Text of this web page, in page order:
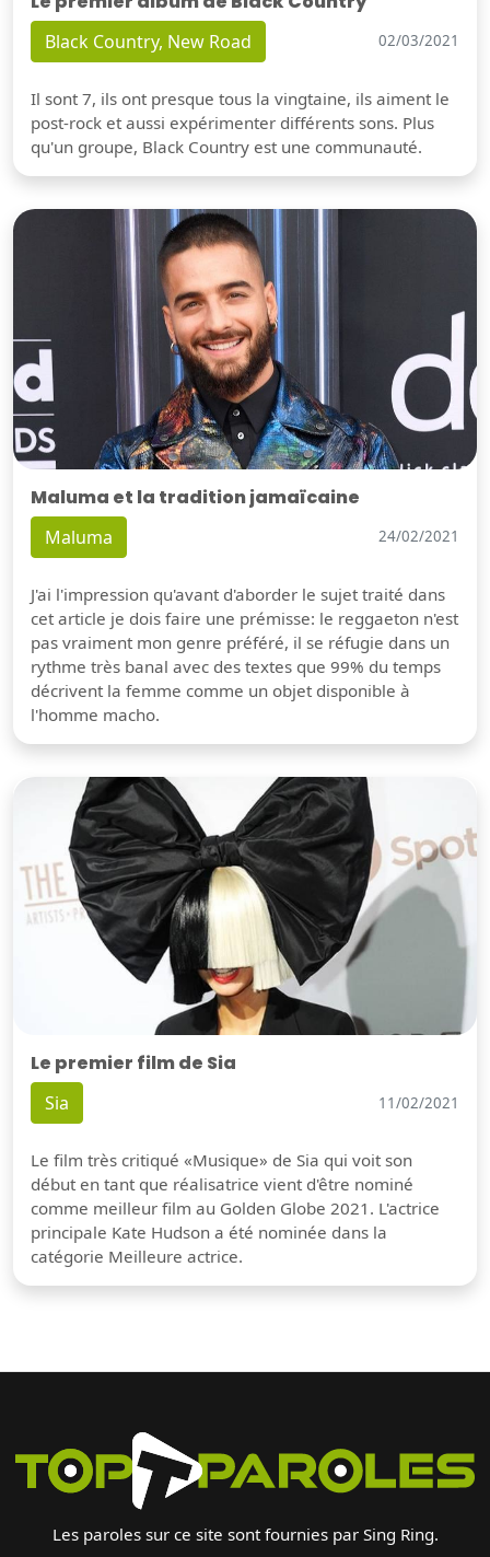
Black Country, New Road 02/03/2021
Il sont 7, ils ont presque tous la vingtaine, ils aiment le
post-rock et aussi expérimenter différents sons. Plus
qu'un groupe, Black Country est une communauté.
Maluma et la tradition jamaïcaine
Maluma 24/02/2021
J'ai l'impression qu'avant d'aborder le sujet traité dans
cet article je dois faire une prémisse: le reggaeton n'est
pas vraiment mon genre préféré, il se réfugie dans un
rythme très banal avec des textes que 99% du temps
décrivent la femme comme un objet disponible à
l'homme macho.
Le premier film de Sia
Sia 11/02/2021
Le film très critiqué «Musique» de Sia qui voit son
début en tant que réalisatrice vient d'être nominé
comme meilleur film au Golden Globe 2021. L'actrice
principale Kate Hudson a été nominée dans la
catégorie Meilleure actrice.
Les paroles sur ce site sont fournies par Sing Ring.